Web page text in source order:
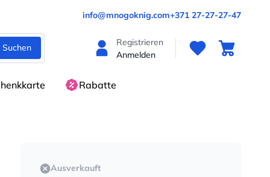
info@mnogoknig.com+371 27-27-27-47
Suchen
Registrieren
Anmelden
Rabatte
Ausverkauft